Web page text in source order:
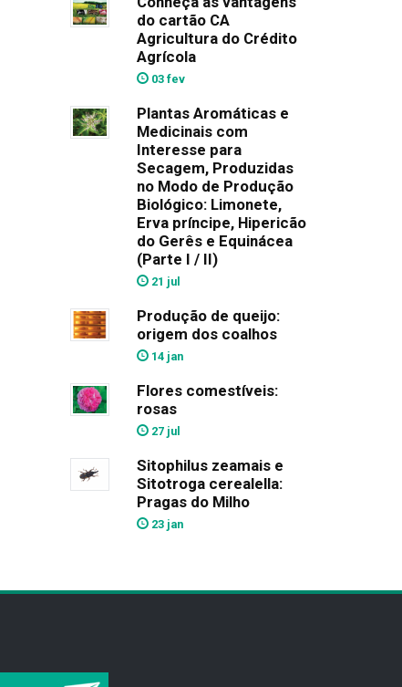
do cartão CA
Agricultura do Crédito
Agrícola
03 fev
Plantas Aromáticas e
Medicinais com
Interesse para
Secagem, Produzidas
no Modo de Produção
Biológico: Limonete,
Erva príncipe, Hipericão
do Gerês e Equinácea
(Parte I / II)
21 jul
Produção de queijo:
origem dos coalhos
14 jan
Flores comestíveis:
rosas
27 jul
Sitophilus zeamais e
Sitotroga cerealella:
Pragas do Milho
23 jan